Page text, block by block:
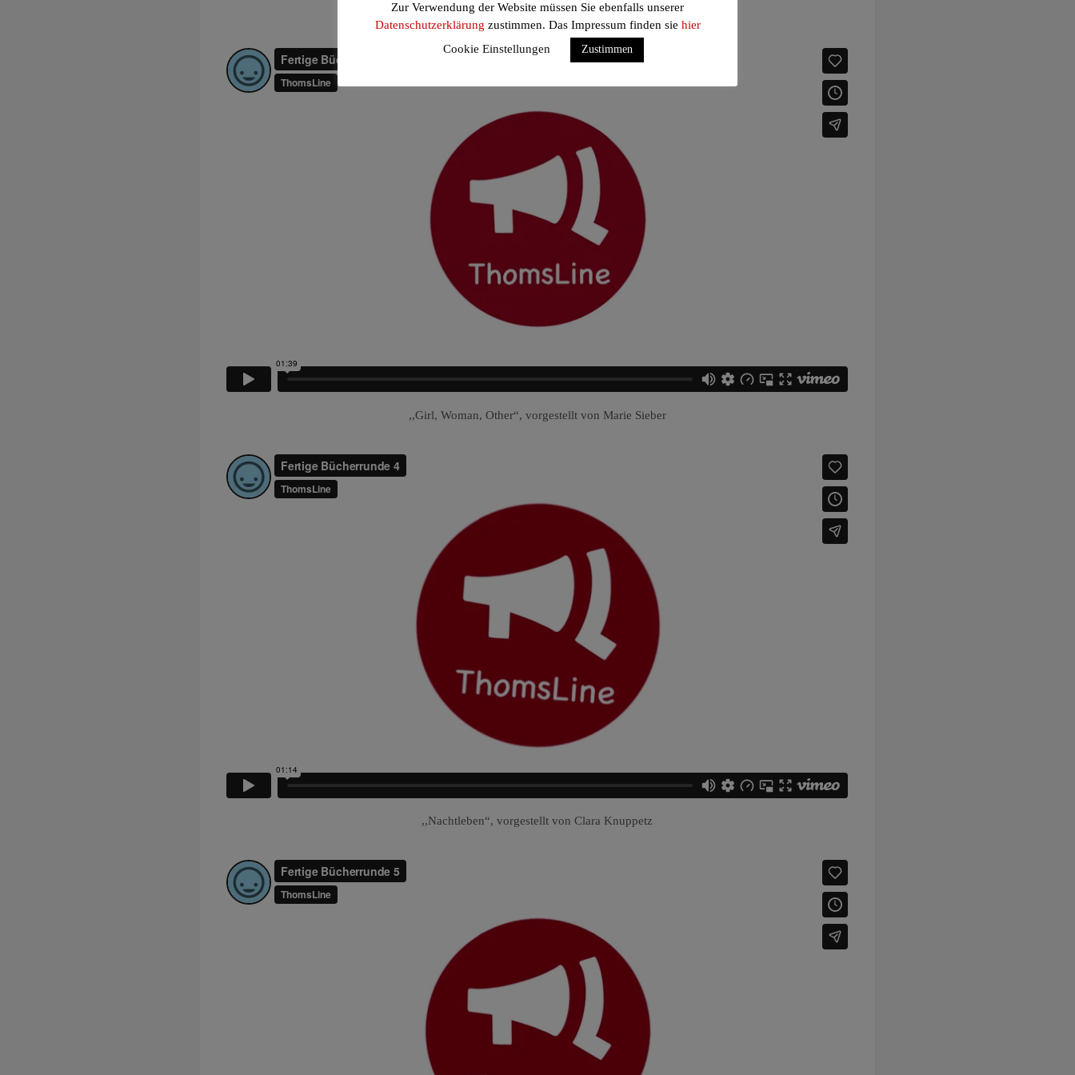
,,Brother“, vorgestellt von Amy Thomas
,,Girl, Woman, Other“, vorgestellt von Marie Sieber
,,Nachtleben“, vorgestellt von Clara Knuppetz
Zur Verwendung der Website müssen Sie ebenfalls unserer
Datenschutzerklärung zustimmen. Das Impressum finden sie hier
Cookie Einstellungen
Zustimmen